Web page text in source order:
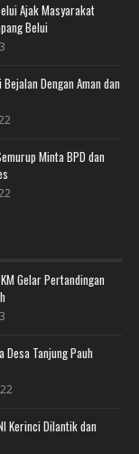
Ajak Masyarakat
Belui
Dengan Aman dan
Minta BPD dan
Gelar Pertandingan
Desa Tanjung Pauh
Kerinci Dilantik dan